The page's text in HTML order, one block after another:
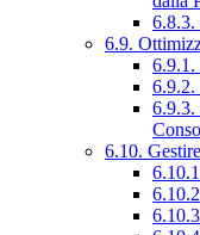
6.8.3.
6.9.
6.9.1.
6.9.2.
6.9.3.
6.10.